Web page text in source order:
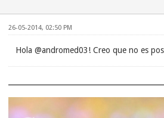
26-05-2014, 02:50 PM
Hola @andromed03! Creo que no es